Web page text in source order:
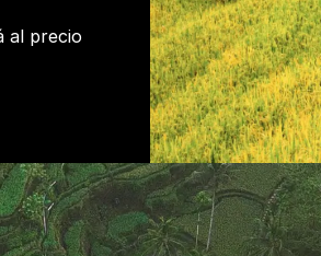
al precio